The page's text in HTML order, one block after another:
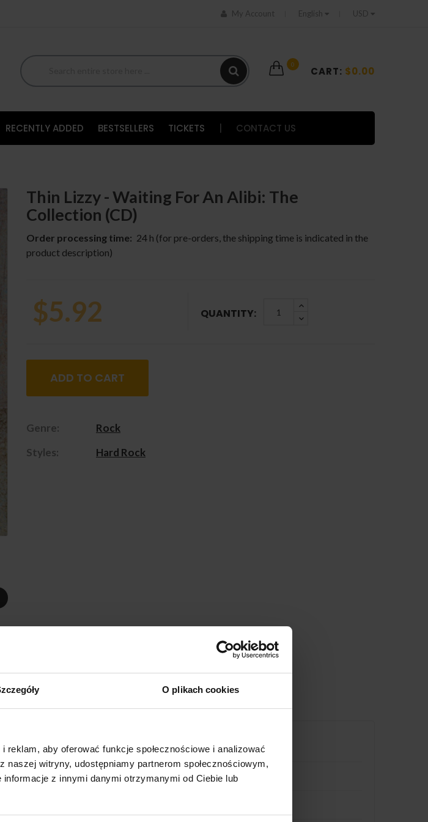
O plikach cookies
aby oferować funkcje społecznościowe i analizować
witryny, udostępniamy partnerom społecznościowym,
z innymi danymi otrzymanymi od Ciebie lub
My Account English USD
0
CART: $0.00
RECENTLY ADDED BESTSELLERS TICKETS CONTACT US
Thin Lizzy - Waiting For An Alibi: The
Collection (CD)
Order processing time: 24 h (for pre-orders, the shipping time is indicated in the
product description)
$5.92 QUANTITY:
ADD TO CART
Genre:
Rock
Styles:
Hard Rock